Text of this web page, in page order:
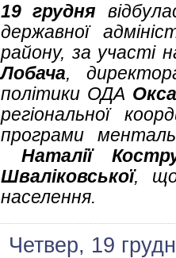
19 грудня
державної
району, за участі
Лобача,
політики ОДА
регіональної
програми
Наталії
Шваліковської, що
населення.
Четвер, 19